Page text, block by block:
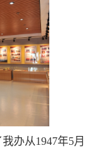
办从1947年5月